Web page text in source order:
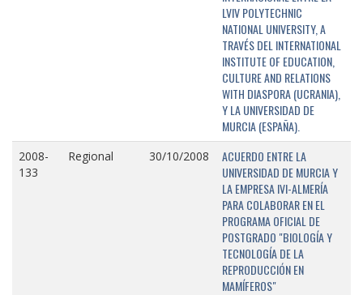
LVIV POLYTECHNIC
NATIONAL UNIVERSITY, A
TRAVÉS DEL INTERNATIONAL
INSTITUTE OF EDUCATION,
CULTURE AND RELATIONS
WITH DIASPORA (UCRANIA),
Y LA UNIVERSIDAD DE
MURCIA (ESPAÑA).
2008-
133
Regional 30/10/2008
ACUERDO ENTRE LA
UNIVERSIDAD DE MURCIA Y
LA EMPRESA IVI-ALMERÍA
PARA COLABORAR EN EL
PROGRAMA OFICIAL DE
POSTGRADO "BIOLOGÍA Y
TECNOLOGÍA DE LA
REPRODUCCIÓN EN
MAMÍFEROS"